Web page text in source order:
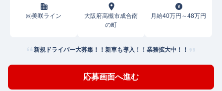
㈱美咲ライン
大阪府高槻市成合南
の町
月給40万円～48万円
新規ドライバー大募集！！新車も導入！！業務拡大中！！
応募画面へ進む